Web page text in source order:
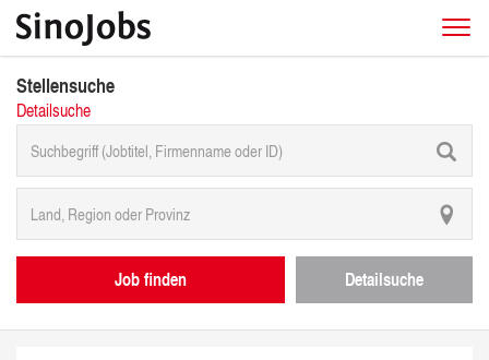
Stellensuche
Detailsuche
Job finden Detailsuche